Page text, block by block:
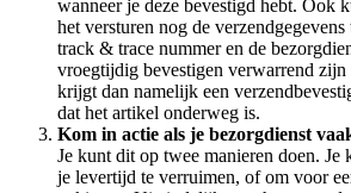
wanneer je deze bevestigd hebt. Ook
het versturen nog de
track & trace nummer en de
vroegtijdig bevestigen verwarrend
krijgt dan namelijk een
dat het artikel onderweg is.
Kom in actie als je bezorgdienst
Je kunt dit op twee manieren doen. Je
je levertijd te verruimen, of om voor